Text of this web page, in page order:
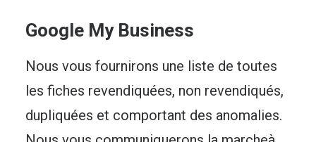
Google My Business
Nous vous fournirons une liste de toutes
les fiches revendiquées, non revendiqués,
dupliquées et comportant des anomalies.